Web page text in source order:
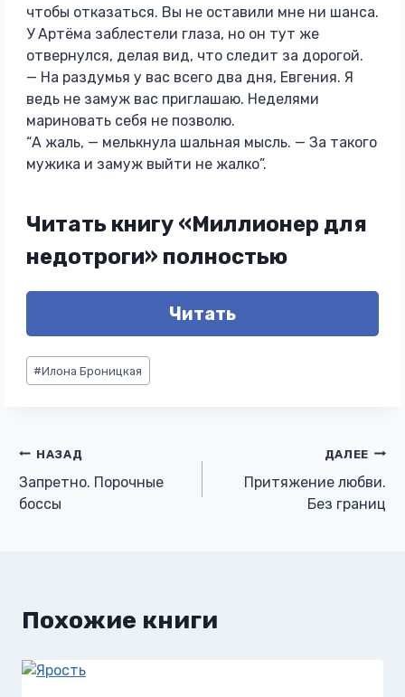
чтобы отказаться. Вы не оставили мне ни шанса.
У Артёма заблестели глаза, но он тут же
отвернулся, делая вид, что следит за дорогой.
— На раздумья у вас всего два дня, Евгения. Я
ведь не замуж вас приглашаю. Неделями
мариновать себя не позволю.
“А жаль, — мелькнула шальная мысль. — За такого
мужика и замуж выйти не жалко”.
Читать книгу «Миллионер для
недотроги» полностью
Читать
Метки
записи:
#Илона Броницкая
Навигация
по
НАЗАД
Запретно. Порочные
боссы
ДАЛЕЕ
Притяжение любви.
Без границ
Похожие книги